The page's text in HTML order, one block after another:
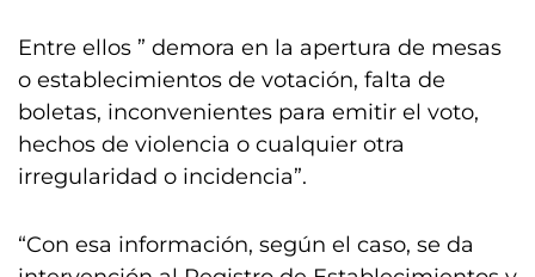
Entre ellos ” demora en la apertura de mesas
o establecimientos de votación, falta de
boletas, inconvenientes para emitir el voto,
hechos de violencia o cualquier otra
irregularidad o incidencia”.
“Con esa información, según el caso, se da